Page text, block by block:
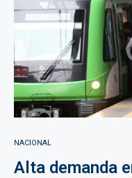
NACIONAL
Alta demanda